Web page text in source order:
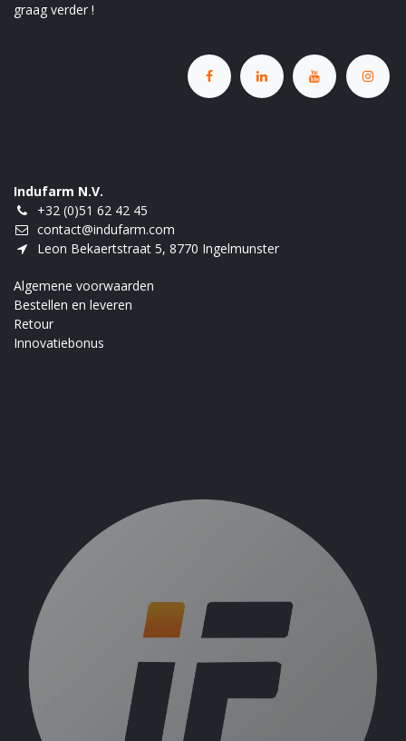
graag verder !
Indufarm N.V.
+32 (0)51 62 42 45
contact@indufarm.com
Leon Bekaertstraat 5, 8770 Ingelmunster
Algemene voorwaarden
Bestellen en leveren
Retour
Innovatiebonus